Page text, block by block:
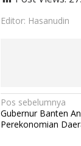
Editor: Hasanudin
N
a
Pos sebelumnya
Gubernur Banten
Perekonomian